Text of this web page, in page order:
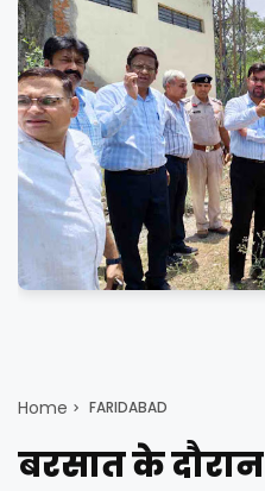
Home FARIDABAD
बरसात के